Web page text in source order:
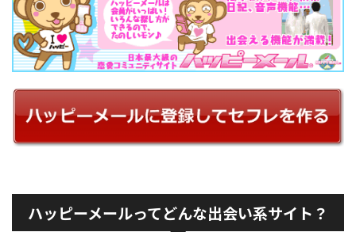
ハッピーメールってどんな出会い系サイト？